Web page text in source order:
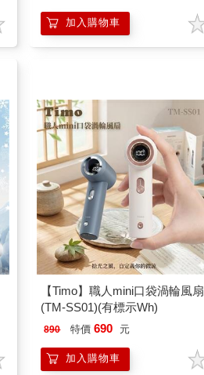
加入購物車
【Timo】職人mini口袋渦輪風扇
(TM-SS01)(有標示Wh)
890 特價 690 元
加入購物車